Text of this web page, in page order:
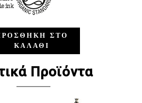
ΣΤΟ
ΚΑΛΆΘΙ
Προϊόντα